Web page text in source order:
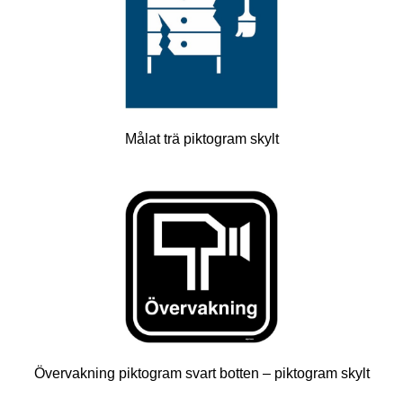
Målat trä piktogram skylt
Övervakning piktogram svart botten – piktogram skylt